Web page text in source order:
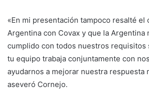
«En mi presentación tampoco resalté el
Argentina con Covax y que la Argentina
cumplido con todos nuestros requisitos
tu equipo trabaja conjuntamente con
ayudarnos a mejorar nuestra respuesta
aseveró Cornejo.